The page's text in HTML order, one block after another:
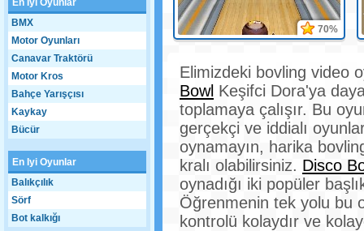
En Iyi Oyunlar
BMX
Motor Oyunları
Canavar Traktörü
Motor Kros
Bahçe Yarışçısı
Kaykay
Bücür
En Iyi Oyunlar
Balıkçılık
Sörf
Bot kalkığı
70%
Elimizdeki bovling video
Bowl Keşifci Dora'ya
toplamaya çalışır. Bu
gerçekçi ve iddialı
oynamayın, harika
kralı olabilirsiniz. Disco
oynadığı iki popüler
Öğrenmenin tek yolu bu
kontrolü kolaydır ve